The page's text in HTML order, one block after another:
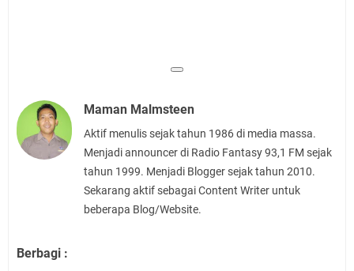
Maman Malmsteen
Aktif menulis sejak tahun 1986 di media massa.
Menjadi announcer di Radio Fantasy 93,1 FM sejak
tahun 1999. Menjadi Blogger sejak tahun 2010.
Sekarang aktif sebagai Content Writer untuk
beberapa Blog/Website.
Berbagi :